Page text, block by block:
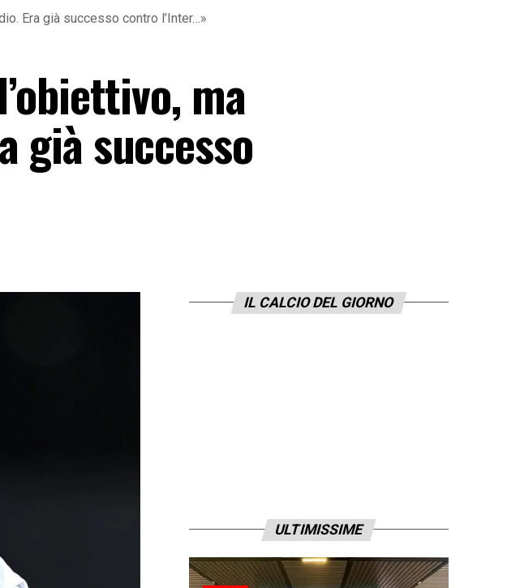
Era già successo contro l’Inter…»
ma
già successo
IL CALCIO DEL GIORNO
ULTIMISSIME